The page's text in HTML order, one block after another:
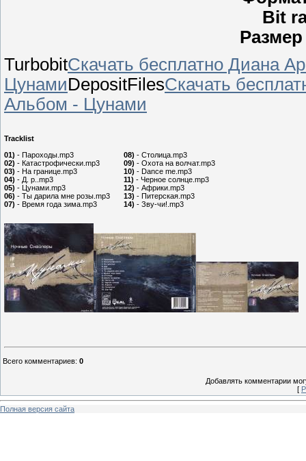
Bit
TurbobitСкачать бесплатно Диана
ЦунамиDepositFilesСкачать
Альбом - Цунами
Tracklist
01) - Пароходы.mp3
02) - Катастрофически.mp3
03) - На границе.mp3
04) - Д. р..mp3
05) - Цунами.mp3
06) - Ты дарила мне розы.mp3
07) - Время года зима.mp3
08) - Столица.mp3
09) - Охота на волчат.mp3
10) - Dance me.mp3
11) - Черное солнце.mp3
12) - Африки.mp3
13) - Питерская.mp3
14) - Зву-чи!.mp3
Всего комментариев: 0
Добавлять комментарии
[
Полная версия сайта